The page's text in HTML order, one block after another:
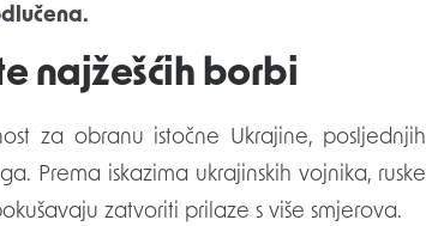
najžešćih borbi
za obranu istočne Ukrajine, posljednjih
Prema iskazima ukrajinskih vojnika, ruske
zatvoriti prilaze s više smjerova.